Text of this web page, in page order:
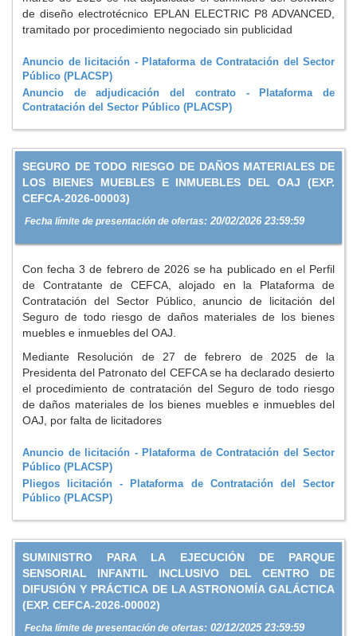
de diseño electrotécnico EPLAN ELECTRIC P8 ADVANCED,
tramitado por procedimiento negociado sin publicidad
Anuncio de licitación - Plataforma de Contratación del Sector
Público (PLACSP)
Anuncio de adjudicación del contrato - Plataforma de
Contratación del Sector Público (PLACSP)
SEGURO DE TODO RIESGO DE DAÑOS MATERIALES DE
LOS BIENES MUEBLES E INMUEBLES DEL OAJ (EXP.
CEFCA-2026-00003)
Fecha límite de presentación de ofertas: 20/02/2026 23:59:59
Con fecha 3 de febrero de 2026 se ha publicado en el Perfil
de Contratante de CEFCA, alojado en la Plataforma de
Contratación del Sector Público, anuncio de licitación del
Seguro de todo riesgo de daños materiales de los bienes
muebles e inmuebles del OAJ.
Mediante Resolución de 27 de febrero de 2025 de la
Presidenta del Patronato del CEFCA se ha declarado desierto
el procedimiento de contratación del Seguro de todo riesgo
de daños materiales de los bienes muebles e inmuebles del
OAJ, por falta de licitadores
Anuncio de licitación - Plataforma de Contratación del Sector
Público (PLACSP)
Pliegos licitación - Plataforma de Contratación del Sector
Público (PLACSP)
SUMINISTRO PARA LA EJECUCIÓN DE PARQUE
SENSORIAL INFANTIL INCLUSIVO DEL CENTRO DE
DIFUSIÓN Y PRÁCTICA DE LA ASTRONOMÍA GALÁCTICA
(EXP. CEFCA-2026-00002)
Fecha límite de presentación de ofertas: 02/12/2025 23:59:59